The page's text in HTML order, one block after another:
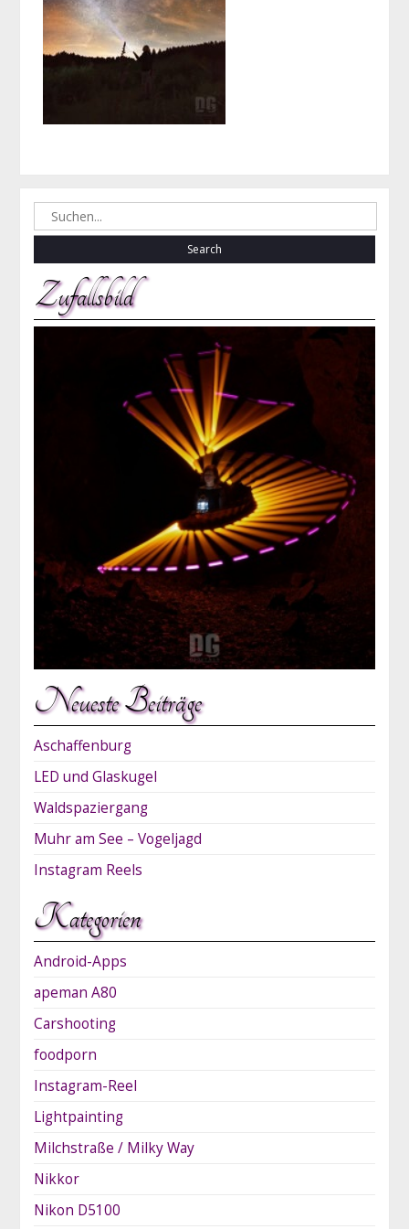
Search
for:
Zufallsbild
Neueste Beiträge
Aschaffenburg
LED und Glaskugel
Waldspaziergang
Muhr am See – Vogeljagd
Instagram Reels
Kategorien
Android-Apps
apeman A80
Carshooting
foodporn
Instagram-Reel
Lightpainting
Milchstraße / Milky Way
Nikkor
Nikon D5100